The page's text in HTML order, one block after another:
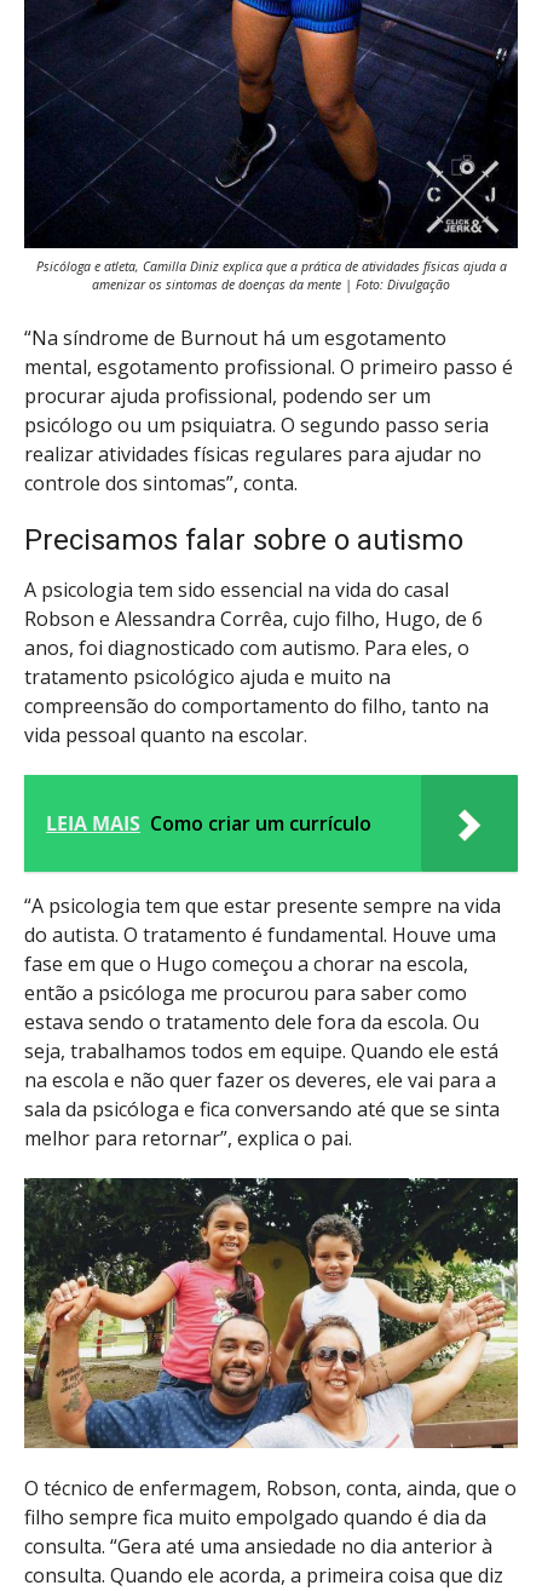
Psicóloga e atleta, Camilla Diniz explica que a prática de atividades físicas ajuda a
amenizar os sintomas de doenças da mente | Foto: Divulgação
“Na síndrome de Burnout há um esgotamento
mental, esgotamento profissional. O primeiro passo é
procurar ajuda profissional, podendo ser um
psicólogo ou um psiquiatra. O segundo passo seria
realizar atividades físicas regulares para ajudar no
controle dos sintomas”, conta.
Precisamos falar sobre o autismo
A psicologia tem sido essencial na vida do casal
Robson e Alessandra Corrêa, cujo filho, Hugo, de 6
anos, foi diagnosticado com autismo. Para eles, o
tratamento psicológico ajuda e muito na
compreensão do comportamento do filho, tanto na
vida pessoal quanto na escolar.
LEIA MAIS Como criar um currículo
“A psicologia tem que estar presente sempre na vida
do autista. O tratamento é fundamental. Houve uma
fase em que o Hugo começou a chorar na escola,
então a psicóloga me procurou para saber como
estava sendo o tratamento dele fora da escola. Ou
seja, trabalhamos todos em equipe. Quando ele está
na escola e não quer fazer os deveres, ele vai para a
sala da psicóloga e fica conversando até que se sinta
melhor para retornar”, explica o pai.
O técnico de enfermagem, Robson, conta, ainda, que o
filho sempre fica muito empolgado quando é dia da
consulta. “Gera até uma ansiedade no dia anterior à
consulta. Quando ele acorda, a primeira coisa que diz